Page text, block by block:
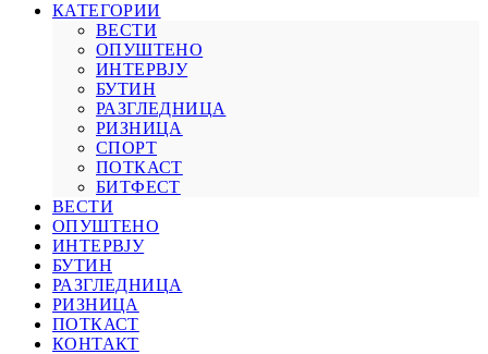
КАТЕГОРИИ
ВЕСТИ
ОПУШТЕНО
ИНТЕРВЈУ
БУТИН
РАЗГЛЕДНИЦА
РИЗНИЦА
СПОРТ
ПОТКАСТ
БИТФЕСТ
ВЕСТИ
ОПУШТЕНО
ИНТЕРВЈУ
БУТИН
РАЗГЛЕДНИЦА
РИЗНИЦА
ПОТКАСТ
КОНТАКТ